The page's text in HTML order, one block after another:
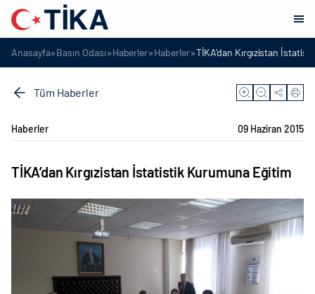
Anasayfa»Basın Odası»Haberler»Haberler»TİKA’dan Kırgızistan
Tüm Haberler
Haberler 09 Haziran 2015
TİKA’dan Kırgızistan İstatistik Kurumuna Eğitim